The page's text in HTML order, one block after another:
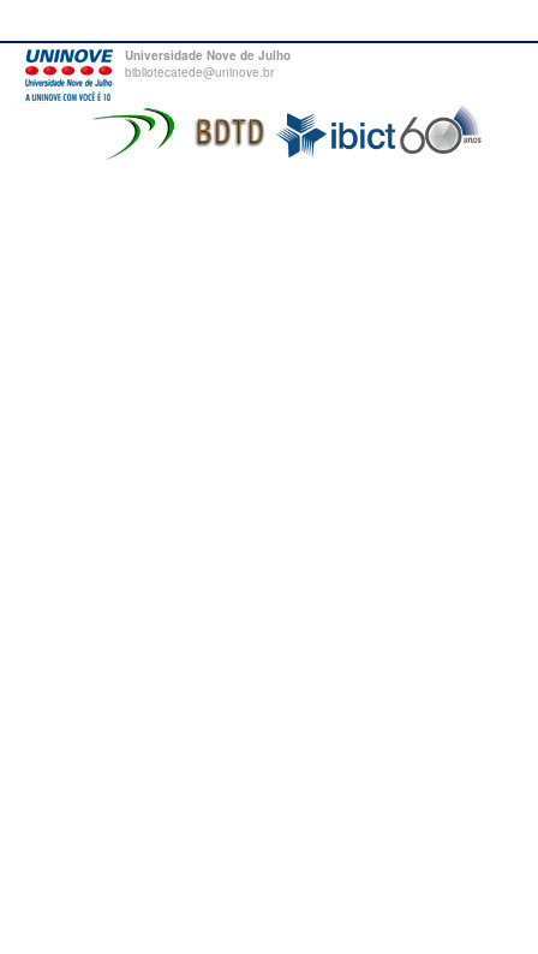
Universidade Nove de Julho
bibliotecatede@uninove.br